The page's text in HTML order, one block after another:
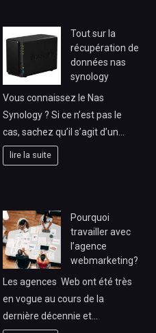
Tout sur la
récupération de
données nas
synology
Vous connaissez le Nas
Synology ? Si ce n’est pas le
cas, sachez qu’il s’agit d’un…
lire la suite
Pourquoi
travailler avec
l’agence
webmarketing?
Les agences Web ont été très
en vogue au cours de la
dernière décennie et…